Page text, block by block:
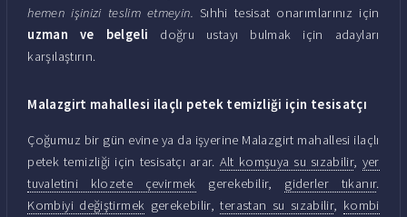
hemen işinizi teslim etmeyin. Sıhhi tesisat onarımlarınız için
uzman ve belgeli doğru ustayı bulmak için adayları
karşılaştırın.
Malazgirt mahallesi ilaçlı petek temizliği için tesisatçı
Çoğumuz bir gün evine ya da işyerine Malazgirt mahallesi ilaçlı
petek temizliği için tesisatçı arar. Alt komşuya su sızabilir, yer
tuvaletini klozete çevirmek gerekebilir, giderler tıkanır.
Kombiyi değiştirmek gerekebilir,terastan su sızabilir, kombi